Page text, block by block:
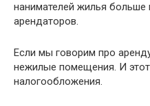
нанимателей жилья больше
арендаторов.
Если мы говорим про
нежилые помещения. И этот
налогообложения.